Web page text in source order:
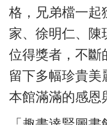
格，兄弟檔一起
家、徐明仁、陳
位得獎者，不斷
留下多幅珍貴美
本館滿滿的感恩